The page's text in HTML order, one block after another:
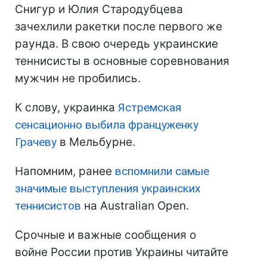
Снигур и Юлия Стародубцева
зачехлили ракетки после первого же
раунда. В свою очередь украинские
теннисисты в основные соревнования
мужчин не пробились.
К слову, украинка Ястремская
сенсационно выбила француженку
Грачеву в Мельбурне.
Напомним, ранее вспомнили самые
значимые выступления украинских
теннисистов на Australian Open.
Срочные и важные сообщения о
войне России против Украины читайте